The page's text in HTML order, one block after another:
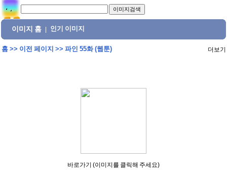
이미지 홈 인기 이미지
홈>> 이전 페이지 >> 파인 55화 (웹툰) 더보기
바로가기 (이미지를 클릭해 주세요)